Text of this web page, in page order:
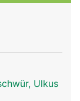
Ulkus